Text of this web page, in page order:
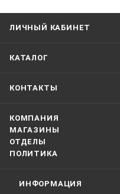
ЛИЧНЫЙ КАБИНЕТ
КАТАЛОГ
КОНТАКТЫ
КОМПАНИЯ
МАГАЗИНЫ
ОТДЕЛЫ
ПОЛИТИКА
ИНФОРМАЦИЯ